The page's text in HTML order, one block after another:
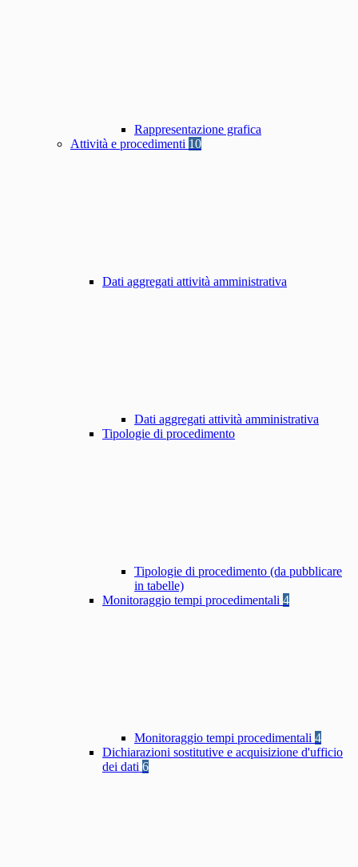
Rappresentazione grafica
Attività e procedimenti 10
Dati aggregati attività amministrativa
Dati aggregati attività amministrativa
Tipologie di procedimento
Tipologie di procedimento (da pubblicare
in tabelle)
Monitoraggio tempi procedimentali 4
Monitoraggio tempi procedimentali 4
Dichiarazioni sostitutive e acquisizione d'ufficio
dei dati 6